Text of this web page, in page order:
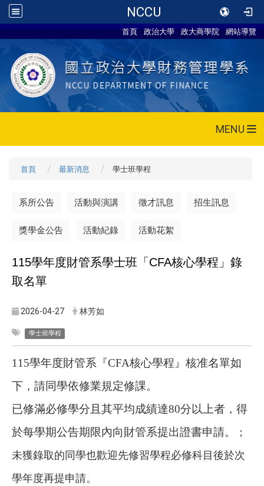
NCCU
首頁 政治大學 政大商學院 網站導覽
MENU
首頁 最新消息 學士班學程
系所公告 活動與演講 徵才訊息 招生訊息
獎學金公告 活動紀錄 活動花絮
115學年度財管系學士班「CFA核心學程」錄
取名單
2026-04-27 林芳如
學士班學程
115學年度財管系『CFA核心學程』核准名單如
下，請同學依修業規定修課。
已修滿必修學分且其平均成績達80分以上者，得
於每學期公告期限內向財管系提出證書申請。
；
未獲錄取的同學也歡迎先修習學程必修科目後於次
學年度再提申請。